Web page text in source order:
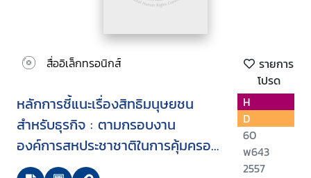
สื่ออิเล็กทรอนิกส์
รายการ
โปรด
หลักการชี้แนะเรื่องสิทธิมนุษยชน
สำหรับธุรกิจ : ตามกรอบงาน
องค์การสหประชาชาติในการคุ้มครอง
เคารพ และเยียวยา
H
D
60
พ643
2557